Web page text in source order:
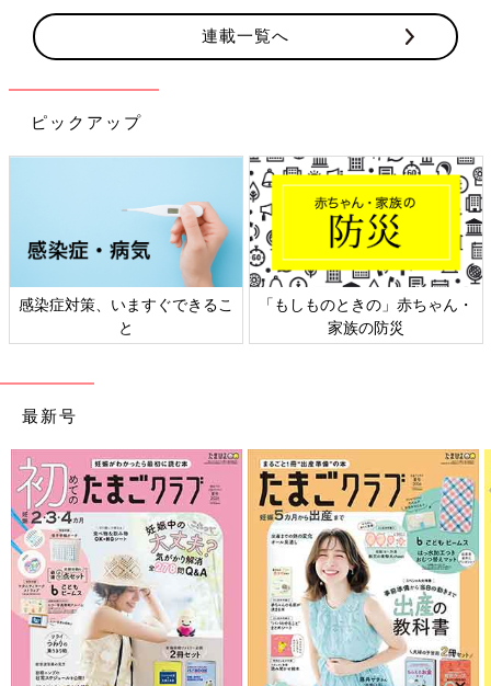
連載一覧へ
ピックアップ
感染症対策、いますぐできるこ
と
「もしものときの」赤ちゃん・
家族の防災
最新号